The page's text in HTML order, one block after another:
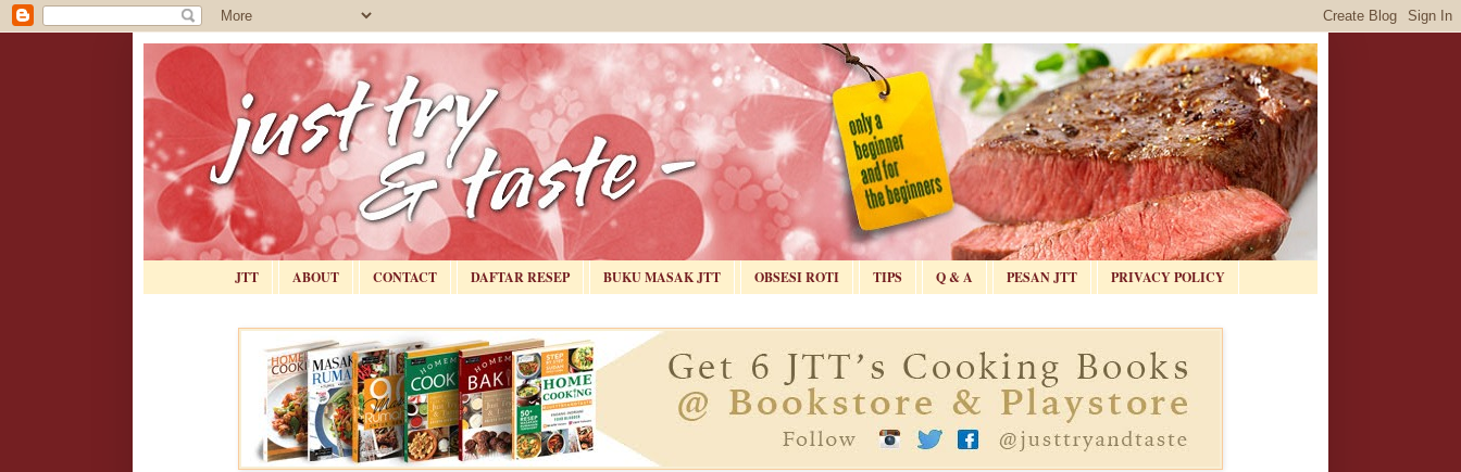
JTT ABOUT CONTACT DAFTAR RESEP BUKU MASAK JTT OBSESI ROTI TIPS Q & A PESAN JTT PRIVACY POLICY